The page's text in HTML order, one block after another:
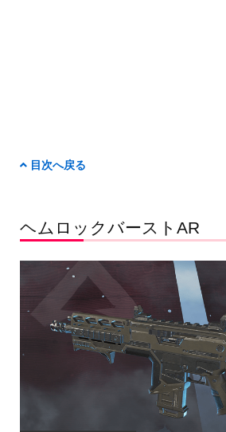
目次へ戻る
ヘムロックバーストAR